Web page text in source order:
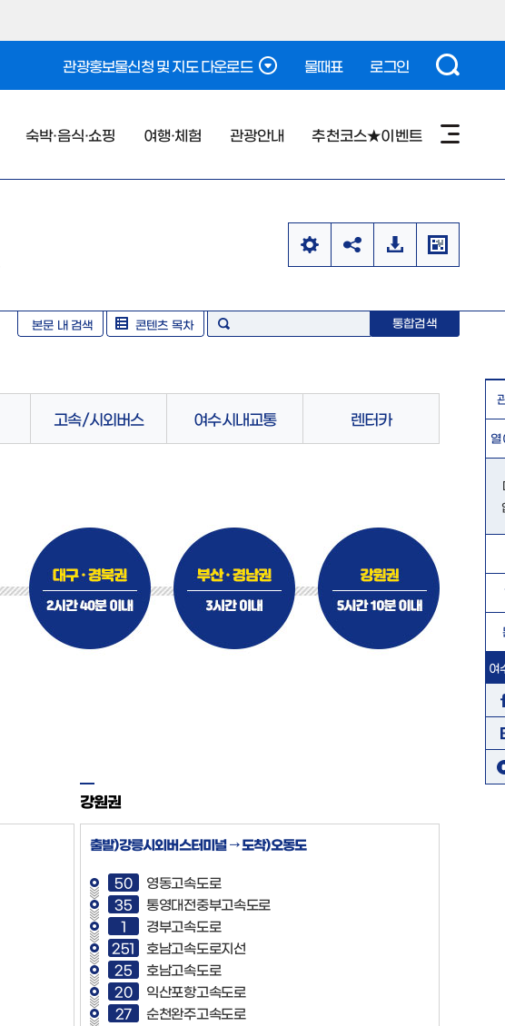
관광홍보물신청 및 지도 다운로드 물때표 로그인
숙박·음식·쇼핑 여행·체험 관광안내 추천코스★이벤트
본문 내 검색 콘텐츠 목차 통합검색
고속/시외버스 여수시내교통 렌터카
강원권
출발)강릉시외버스터미널 → 도착)오동도
50
영동고속도로
35
통영대전중부고속도로
1
경부고속도로
251
호남고속도로지선
25
호남고속도로
20
익산포항고속도로
27
순천완주고속도로
열
여